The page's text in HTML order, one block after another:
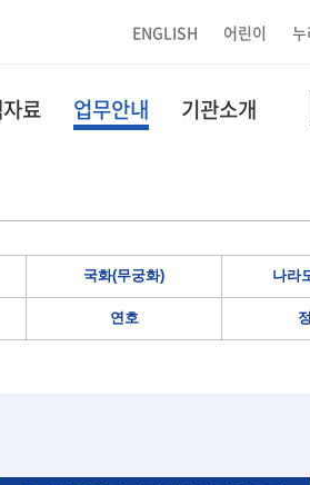
ENGLISH 어린이 누
료 업무안내 기관소개
국화(무궁화) 나라
연호